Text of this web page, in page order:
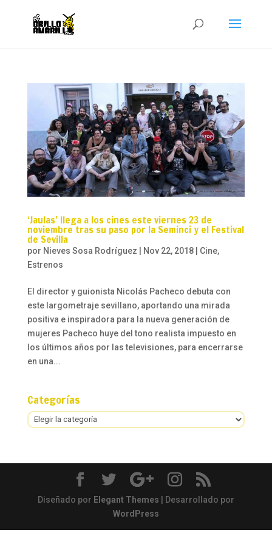
‘Jaulas’ llega a los cines este viernes 23 de
noviembre tras su paso por la Seminci y el Festival
de Sevilla
por Nieves Sosa Rodríguez Nov 22, 2018| Cine,
Estrenos
El director y guionista Nicolás Pacheco debuta con
este largometraje sevillano, aportando una mirada
positiva e inspiradora para la nueva generación de
mujeres Pacheco huye del tono realista impuesto en
los últimos años por las televisiones, para encerrarse
en una...
Categorías
Categorías
Diseñado por Elegant Themes | Desarrollado por
WordPress